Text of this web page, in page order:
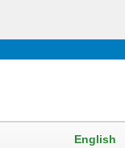
English